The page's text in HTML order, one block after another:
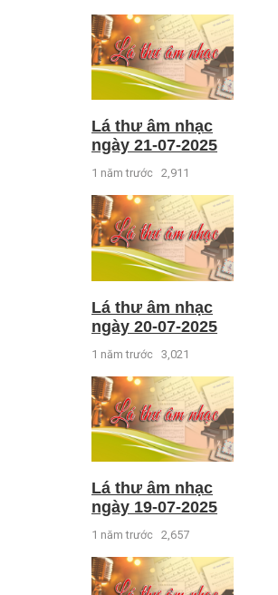
Lá thư âm nhạc
ngày 21-07-2025
1 năm trước 2,911
Lá thư âm nhạc
ngày 20-07-2025
1 năm trước 3,021
Lá thư âm nhạc
ngày 19-07-2025
1 năm trước 2,657